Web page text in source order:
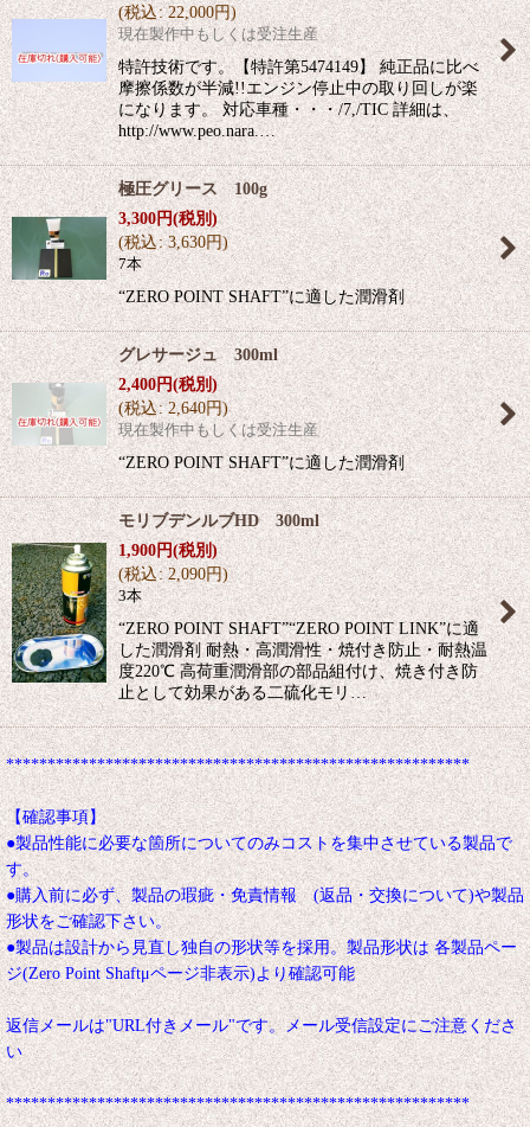
(税込: 22,000円)
現在製作中もしくは受注生産
特許技術です。【特許第5474149】 純正品に比べ
摩擦係数が半減!!エンジン停止中の取り回しが楽
になります。 対応車種・・・/7,/TIC 詳細は、
http://www.peo.nara.…
極圧グリース 100g
3,300円(税別)
(税込: 3,630円)
7本
“ZERO POINT SHAFT”に適した潤滑剤
グレサージュ 300ml
2,400円(税別)
(税込: 2,640円)
現在製作中もしくは受注生産
“ZERO POINT SHAFT”に適した潤滑剤
モリブデンルブHD 300ml
1,900円(税別)
(税込: 2,090円)
3本
“ZERO POINT SHAFT”“ZERO POINT LINK”に適
した潤滑剤 耐熱・高潤滑性・焼付き防止・耐熱温
度220℃ 高荷重潤滑部の部品組付け、焼き付き防
止として効果がある二硫化モリ…
********************************************************
【確認事項】
●製品性能に必要な箇所についてのみコストを集中させている製品で
す。
●購入前に必ず、製品の瑕疵・免責情報 (返品・交換について)や製品
形状をご確認下さい。
●製品は設計から見直し独自の形状等を採用。製品形状は 各製品ペー
ジ(Zero Point Shaftμページ非表示)より確認可能
返信メールは"URL付きメール"です。メール受信設定にご注意くださ
い
********************************************************